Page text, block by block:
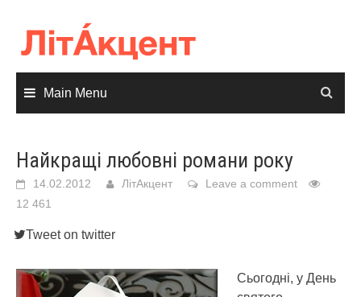
content
Main Menu
Найкращі любовні романи року
14.02.2012 ЛітАкцент
Leave a comment
12 461
Tweet on twitter
Сьогодні, у День